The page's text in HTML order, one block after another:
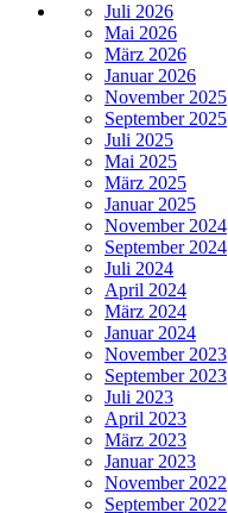
Juli 2026
Mai 2026
März 2026
Januar 2026
November 2025
September 2025
Juli 2025
Mai 2025
März 2025
Januar 2025
November 2024
September 2024
Juli 2024
April 2024
März 2024
Januar 2024
November 2023
September 2023
Juli 2023
April 2023
März 2023
Januar 2023
November 2022
September 2022